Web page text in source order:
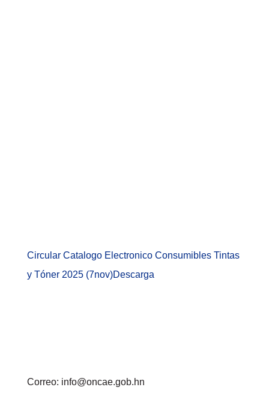
Circular Catalogo Electronico Consumibles Tintas
y Tóner 2025 (7nov)Descarga
Correo: info@oncae.gob.hn